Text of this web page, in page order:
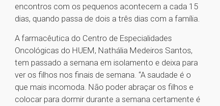
encontros com os pequenos acontecem a cada 15
dias, quando passa de dois a três dias com a família.
A farmacêutica do Centro de Especialidades
Oncológicas do HUEM, Nathália Medeiros Santos,
tem passado a semana em isolamento e deixa para
ver os filhos nos finais de semana. “A saudade é o
que mais incomoda. Não poder abraçar os filhos e
colocar para dormir durante a semana certamente é